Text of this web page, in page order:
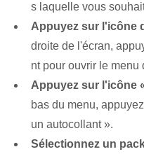
s laquelle vous
Appuyez sur l'icône
droite de l'écran,
nt pour ouvrir le menu
Appuyez sur l'icône
bas du menu,
un autocollant ».
Sélectionnez un